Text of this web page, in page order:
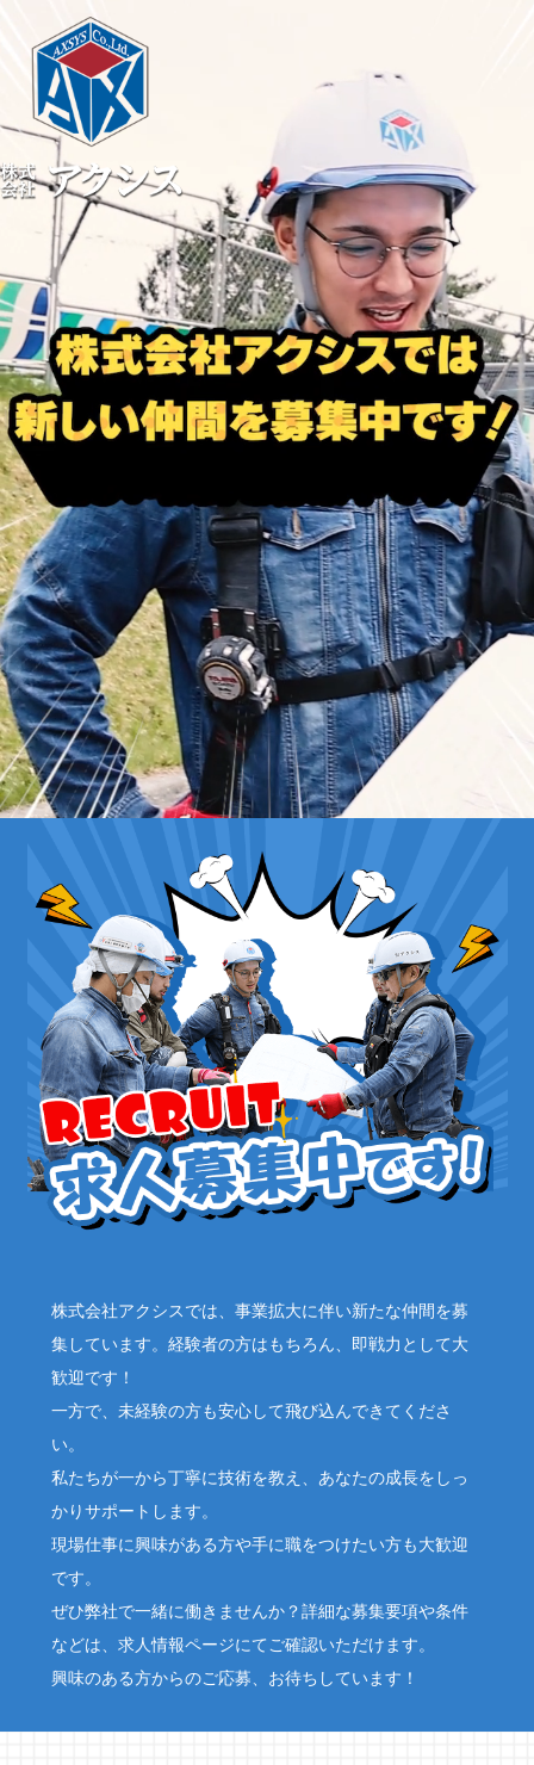
株式会社アクシスでは、事業拡大に伴い新たな仲間を募
集しています。経験者の方はもちろん、即戦力として大
歓迎です！
一方で、未経験の方も安心して飛び込んできてくださ
い。
私たちが一から丁寧に技術を教え、あなたの成長をしっ
かりサポートします。
現場仕事に興味がある方や手に職をつけたい方も大歓迎
です。
ぜひ弊社で一緒に働きませんか？詳細な募集要項や条件
などは、求人情報ページにてご確認いただけます。
興味のある方からのご応募、お待ちしています！